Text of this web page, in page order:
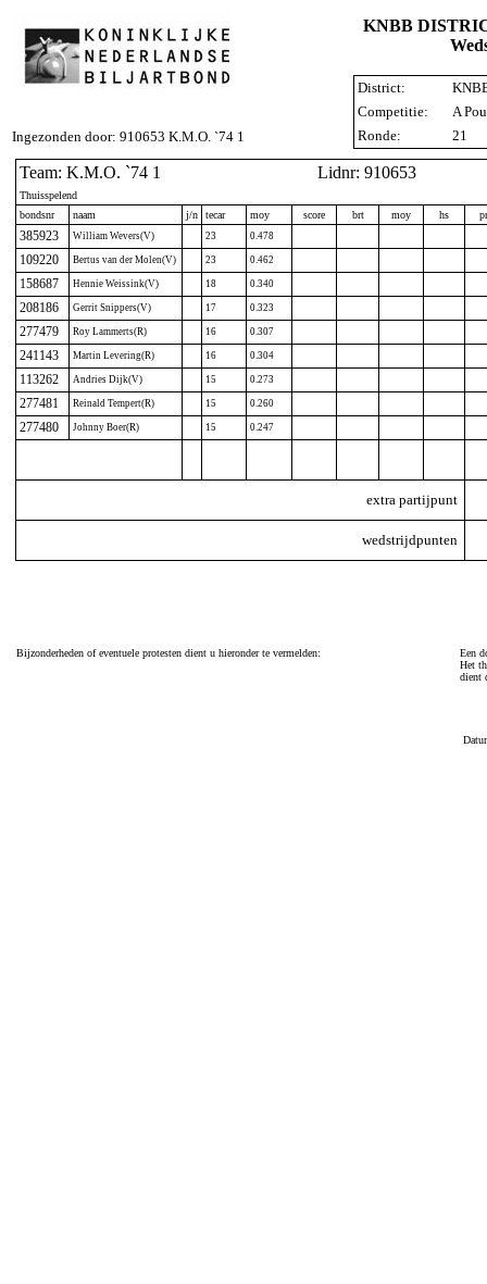
Ingezonden door: 910653 K.M.O. `74 1
KNBB
District:
Competitie:
A
Ronde:
21
Team: K.M.O. `74 1 Lidnr: 910653
Thuisspelend
bondsnr
naam j/n tecar moy score brt moy hs
385923 William Wevers(V) 23 0.478
109220 Bertus van der Molen(V) 23 0.462
158687 Hennie Weissink(V) 18 0.340
208186 Gerrit Snippers(V) 17 0.323
277479 Roy Lammerts(R) 16 0.307
241143 Martin Levering(R) 16 0.304
113262 Andries Dijk(V) 15 0.273
277481 Reinald Tempert(R) 15 0.260
277480 Johnny Boer(R) 15 0.247
extra partijpunt
wedstrijdpunten
Bijzonderheden of eventuele protesten dient u hieronder te vermelden:
Een
Het
dient